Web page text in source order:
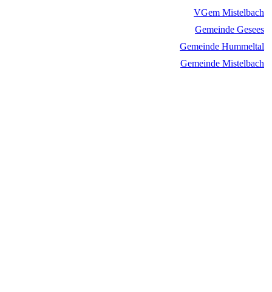
VGem Mistelbach
Gemeinde Gesees
Gemeinde Hummeltal
Gemeinde Mistelbach